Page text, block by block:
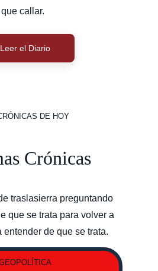
Leer el Diario
que callar.
DE HOY
Crónicas
traslasierra preguntando
que se trata para volver a
entender de que se trata.